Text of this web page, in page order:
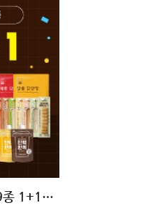
맛있는 단백질 식단 29종 1+1+1 골라담기